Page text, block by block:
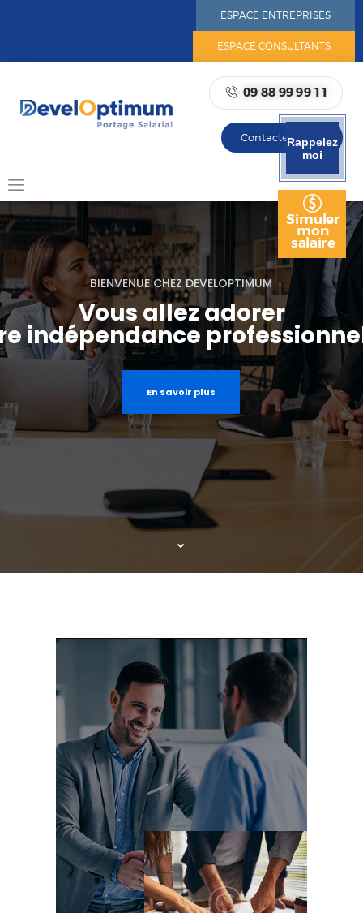
ESPACE ENTREPRISES
ESPACE CONSULTANTS
09 88 99 99 11
Contactez-nous
ACCUEIL
NOTRE ADN
NOS OFFRES
RESSOURCES
Vous allez adorer
indépendance
En savoir plus
BIENVENUE CHEZ DEVELOPTIMUM
Rappelez
moi
Simuler
mon
salaire